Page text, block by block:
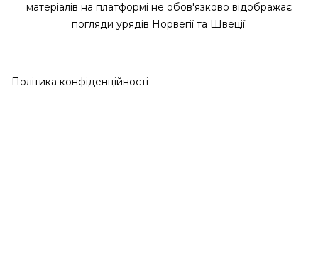
матеріалів на платформі не обов'язково відображає
погляди урядів Норвегії та Швеції.
Політика конфіденційності